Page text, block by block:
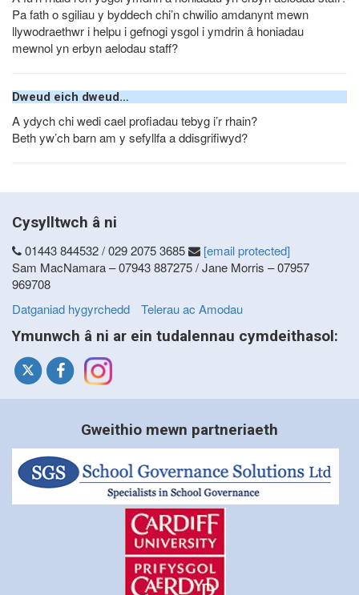
Pa fath o sgiliau y byddech chi’n chwilio amdanynt mewn
llywodraethwr i helpu i gefnogi ysgol i ymdrin â honiadau
mewnol yn erbyn aelodau staff?
Dweud eich dweud…
A ydych chi wedi cael profiadau tebyg i’r rhain?
Beth yw’ch barn am y sefyllfa a ddisgrifiwyd?
Cysylltwch â ni
01443 844532 / 029 2075 3685
[email protected]
Sam MacNamara – 07943 887275 / Jane Morris – 07957
969708
Datganiad hygyrchedd
Telerau ac Amodau
Ymunwch â ni ar ein tudalennau cymdeithasol:
Gweithio mewn partneriaeth